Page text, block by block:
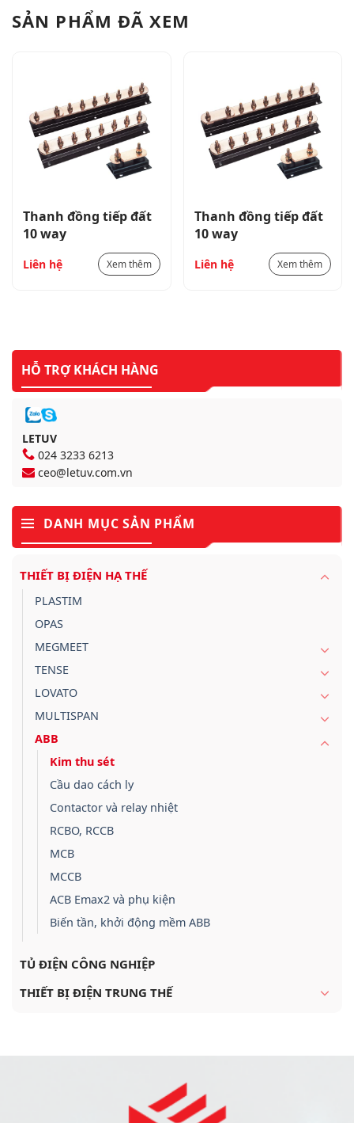
SẢN PHẨM ĐÃ XEM
Thanh đồng tiếp đất
10 way
Liên hệ Xem thêm
Thanh đồng tiếp đất
10 way
Liên hệ Xem thêm
HỖ TRỢ KHÁCH HÀNG
LETUV
024 3233 6213
ceo@letuv.com.vn
DANH MỤC SẢN PHẨM
THIẾT BỊ ĐIỆN HẠ THẾ
PLASTIM
OPAS
MEGMEET
TENSE
LOVATO
MULTISPAN
ABB
Kim thu sét
Cầu dao cách ly
Contactor và relay nhiệt
RCBO, RCCB
MCB
MCCB
ACB Emax2 và phụ kiện
Biến tần, khởi động mềm ABB
TỦ ĐIỆN CÔNG NGHIỆP
THIẾT BỊ ĐIỆN TRUNG THẾ